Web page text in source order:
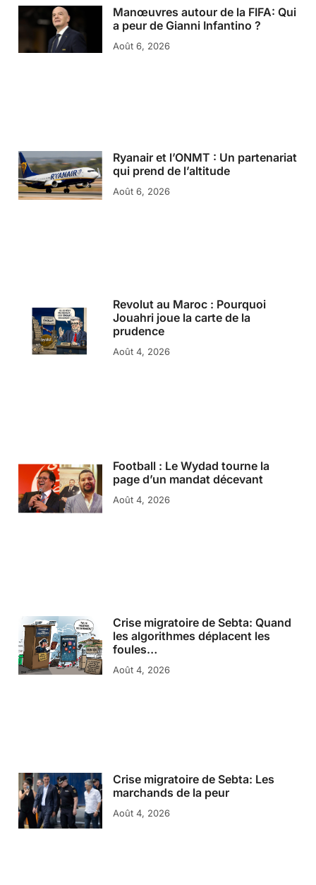
Manœuvres autour de la FIFA: Qui
a peur de Gianni Infantino ?
Août 6, 2026
Ryanair et l’ONMT : Un partenariat
qui prend de l’altitude
Août 6, 2026
Revolut au Maroc : Pourquoi
Jouahri joue la carte de la
prudence
Août 4, 2026
Football : Le Wydad tourne la
page d’un mandat décevant
Août 4, 2026
Crise migratoire de Sebta: Quand
les algorithmes déplacent les
foules…
Août 4, 2026
Crise migratoire de Sebta: Les
marchands de la peur
Août 4, 2026